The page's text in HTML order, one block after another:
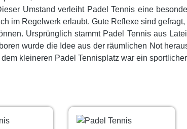
Umstand verleiht Padel Tennis eine
im Regelwerk erlaubt. Gute Reflexe sind
Ursprünglich stammt Padel Tennis aus
wurde die Idee aus der räumlichen Not
kleineren Padel Tennisplatz war ein